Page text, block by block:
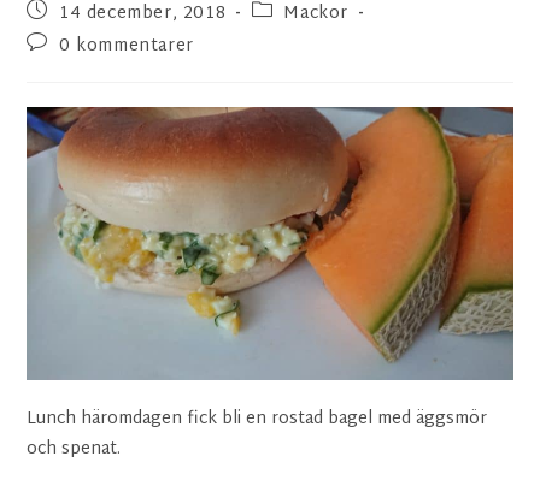
14 december, 2018
Mackor
0 kommentarer
Lunch häromdagen fick bli en rostad bagel med äggsmör
och spenat.